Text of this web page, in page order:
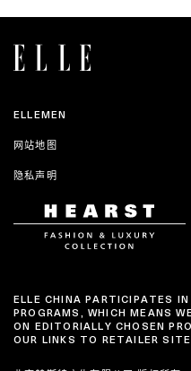
ELLEMEN
网站地图
隐私声明
ELLE CHINA PARTICIPATES
PROGRAMS, WHICH MEANS
ON EDITORIALLY CHOSEN
OUR LINKS TO RETAILER